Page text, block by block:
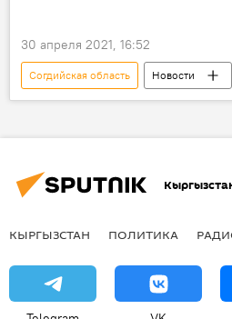
30 апреля 2021, 16:52
Согдийская область
Новости
Кыргызстан
Происшествия
Баткенская область
Омурбек
КЫРГЫЗСТАН ПОЛИТИКА